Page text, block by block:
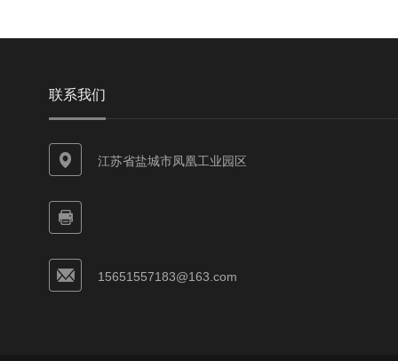
联系我们
江苏省盐城市凤凰工业园区
15651557183@163.com